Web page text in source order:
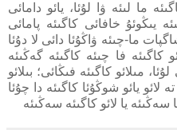
ما لىئە ۋا لۇئا، يائو دامائى
يىڭوئۇ خافائى كاگىئە پامائى
ما-چىئە ۋاڭۇئا دائى لا دۇئا
كاگىئە فا چىئە كاگىئە گەڭىئە
مىلائو كاگىئە فىڭائى؛ بىلائو
لائو يائو شوڭۇئا كاگىئە دا چۇئا
سەڭىئە يا لائو كاگىئە سەڭىئە